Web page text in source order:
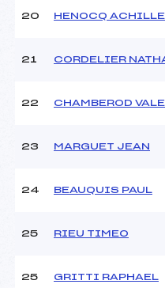
20 HENOCQ ACHILLE
21 CORDELIER
22 CHAMBEROD
23 MARGUET JEAN
24 BEAUQUIS PAUL
25 RIEU TIMEO
25 GRITTI RAPHAEL